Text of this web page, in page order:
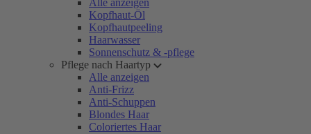
Alle anzeigen
Kopfhaut-Öl
Kopfhautpeeling
Haarwasser
Sonnenschutz & -pflege
Pflege nach Haartyp
Alle anzeigen
Anti-Frizz
Anti-Schuppen
Blondes Haar
Coloriertes Haar